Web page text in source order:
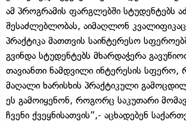
ამ პროგრამის ფარგლებში სტუდენტებს
შესაძლებლობას, აიმაღლონ
პრაქტიკა მათთვის საინტერესო
გვინდა სტუდენტებს მხარდაჭერა
თავიანთი ნამდვილი ინტერესის სფერო,
მაღალი ხარისხის პრაქტიკული
ეს გამოიყენონ, როგორც საკუთარი
ჩვენი ქვეყნისათვის”,- აცხადებენ